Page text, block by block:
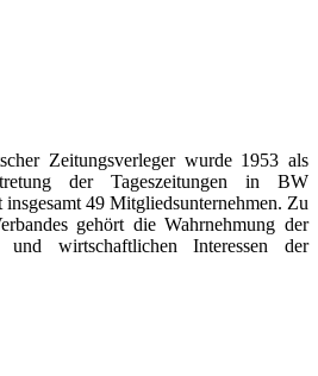
Zeitungsverleger wurde 1953 als
der Tageszeitungen in BW
insgesamt 49 Mitgliedsunternehmen. Zu
gehört die Wahrnehmung der
und wirtschaftlichen Interessen der